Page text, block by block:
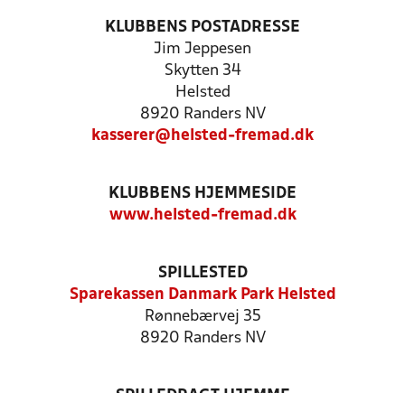
KLUBBENS POSTADRESSE
Jim Jeppesen
Skytten 34
Helsted
8920 Randers NV
kasserer@helsted-fremad.dk
KLUBBENS HJEMMESIDE
www.helsted-fremad.dk
SPILLESTED
Sparekassen Danmark Park Helsted
Rønnebærvej 35
8920 Randers NV